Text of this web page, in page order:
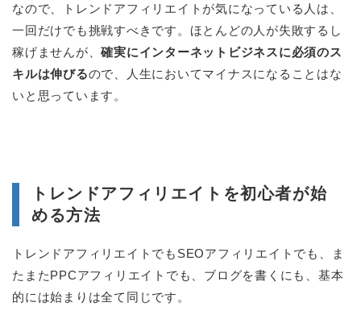
なので、トレンドアフィリエイトが気になっている人は、
一回だけでも挑戦すべきです。ほとんどの人が失敗するし
稼げませんが、確実にインターネットビジネスに必須のス
キルは伸びるので、人生においてマイナスになることはな
いと思っています。
トレンドアフィリエイトを初心者が始
める方法
トレンドアフィリエイトでもSEOアフィリエイトでも、ま
たまたPPCアフィリエイトでも、ブログを書くにも、基本
的には始まりは全て同じです。